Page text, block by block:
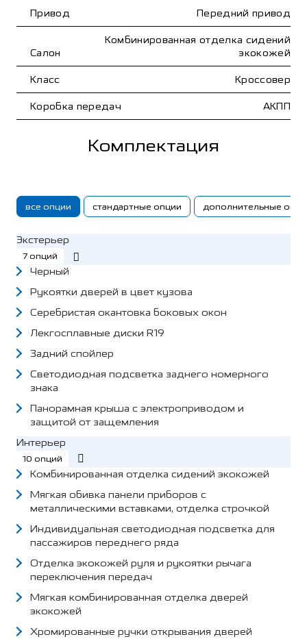
Привод Передний привод
Салон
Комбинированная отделка сидений
экокожей
Класс Кроссовер
Коробка передач АКПП
Комплектация
все опции стандартные опции дополнительные
Экстерьер
7 опций
Черный
Рукоятки дверей в цвет кузова
Серебристая окантовка боковых окон
Лекгосплавные диски R19
Задний спойлер
Светодиодная подсветка заднего номерного
знака
Панорамная крыша с электроприводом и
защитой от защемления
Интерьер
10 опций
Комбинированная отделка сидений экокожей
Мягкая обивка панели приборов с
металлическими вставками, отделка строчкой
Индивидуальная светодиодная подсветка для
пассажиров переднего ряда
Отделка экокожей руля и рукоятки рычага
переключения передач
Мягкая комбинированная отделка дверей
экокожей
Хромированные ручки открывания дверей